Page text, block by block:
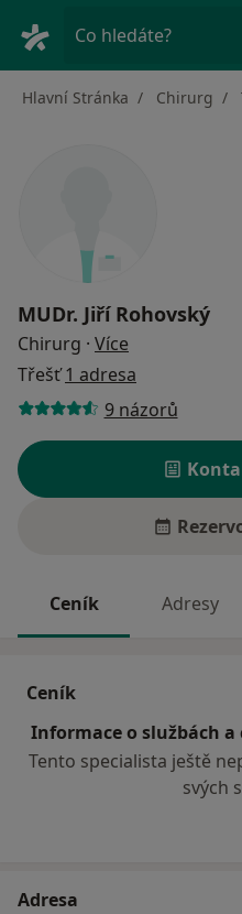
Co hledáte?
Hlavní Stránka Chirurg
MUDr. Jiří Rohovský
Chirurg · Více
Třešť1 adresa
9 názorů
Ceník Adresy
Ceník
Informace o službách
Tento specialista ještě
svých
Adresa